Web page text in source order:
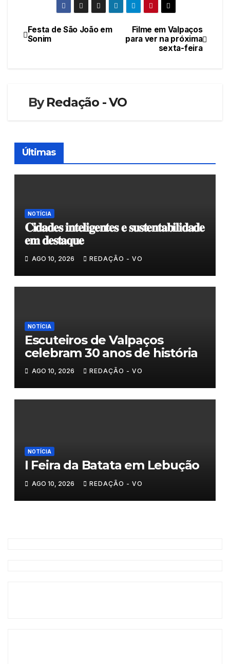
Navegação
Filme em Valpaços
para ver na próxima
sexta-feira
Festa de São João em
Sonim
ByRedação - VO
Últimas
NOTÍCIA
𝐂𝐢𝐝𝐚𝐝𝐞𝐬 𝐢𝐧𝐭𝐞𝐥𝐢𝐠𝐞𝐧𝐭𝐞𝐬 𝐞 𝐬𝐮𝐬𝐭𝐞𝐧𝐭𝐚𝐛𝐢𝐥𝐢𝐝𝐚𝐝𝐞
𝐞𝐦 𝐝𝐞𝐬𝐭𝐚𝐪𝐮𝐞
AGO 10, 2026 REDAÇÃO - VO
NOTÍCIA
Escuteiros de Valpaços
celebram 30 anos de história
AGO 10, 2026 REDAÇÃO - VO
NOTÍCIA
I Feira da Batata em Lebução
AGO 10, 2026 REDAÇÃO - VO